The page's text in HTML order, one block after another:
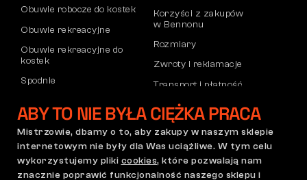
Obuwie robocze do kostek
Obuwie rekreacyjne
Obuwie rekreacyjne do
kostek
Spodnie
Korzyści z zakupów
w Bennonu
Rozmiary
Zwroty i reklamacje
Transport i płatność
Konto firmowe
Rejestracja partnerów B2B
Reklamacje i gwarancja
ABY TO NIE BYŁA CIĘŻKA PRACA
Mistrzowie, dbamy o to, aby zakupy w naszym sklepie
internetowym nie były dla Was uciążliwe. W tym celu
wykorzystujemy pliki cookies, które pozwalają nam
znacznie poprawić funkcjonalność naszego sklepu i